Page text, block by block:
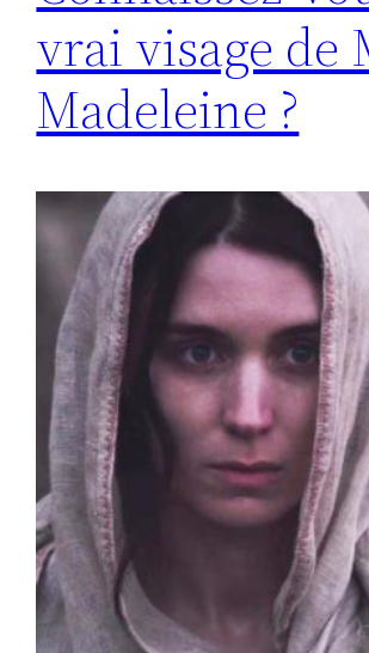
vrai visage de
Madeleine ?